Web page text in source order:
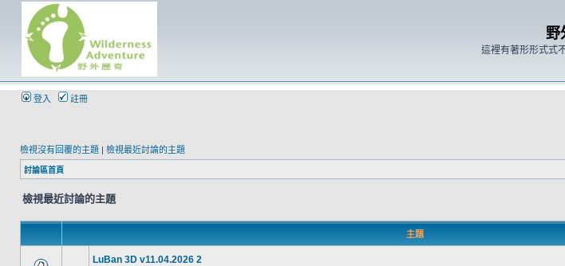
野
這裡有著形形式式
登入 註冊
檢視沒有回覆的主題 | 檢視最近討論的主題
討論區首頁
檢視最近討論的主題
主題
LuBan 3D v11.04.2026 2